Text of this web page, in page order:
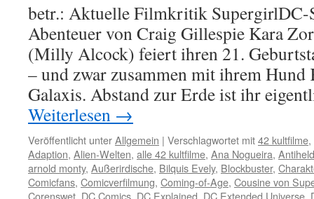
betr.: Aktuelle Filmkritik SupergirlDC-
Abenteuer von Craig Gillespie Kara
(Milly Alcock) feiert ihren 21.
– und zwar zusammen mit ihrem
Galaxis. Abstand zur Erde ist ihr
Weiterlesen →
Veröffentlicht unterAllgemein | Verschlagwortet mit42 kultfilme,
Adaption, Alien-Welten, alle 42 kultfilme, Ana Nogueira,
arnold monty, Außerirdische, Bilquis Evely, Blockbuster,
Comicfans, Comicverfilmung, Coming-of-Age, Cousine von
Corenswet, DC Comics, DC Explained, DC Extended Universe,